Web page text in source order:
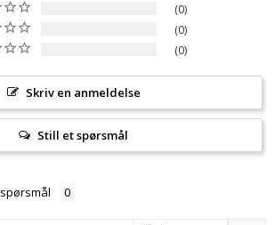
0
0
0
Skriv en anmeldelse
Still et spørsmål
spørsmål